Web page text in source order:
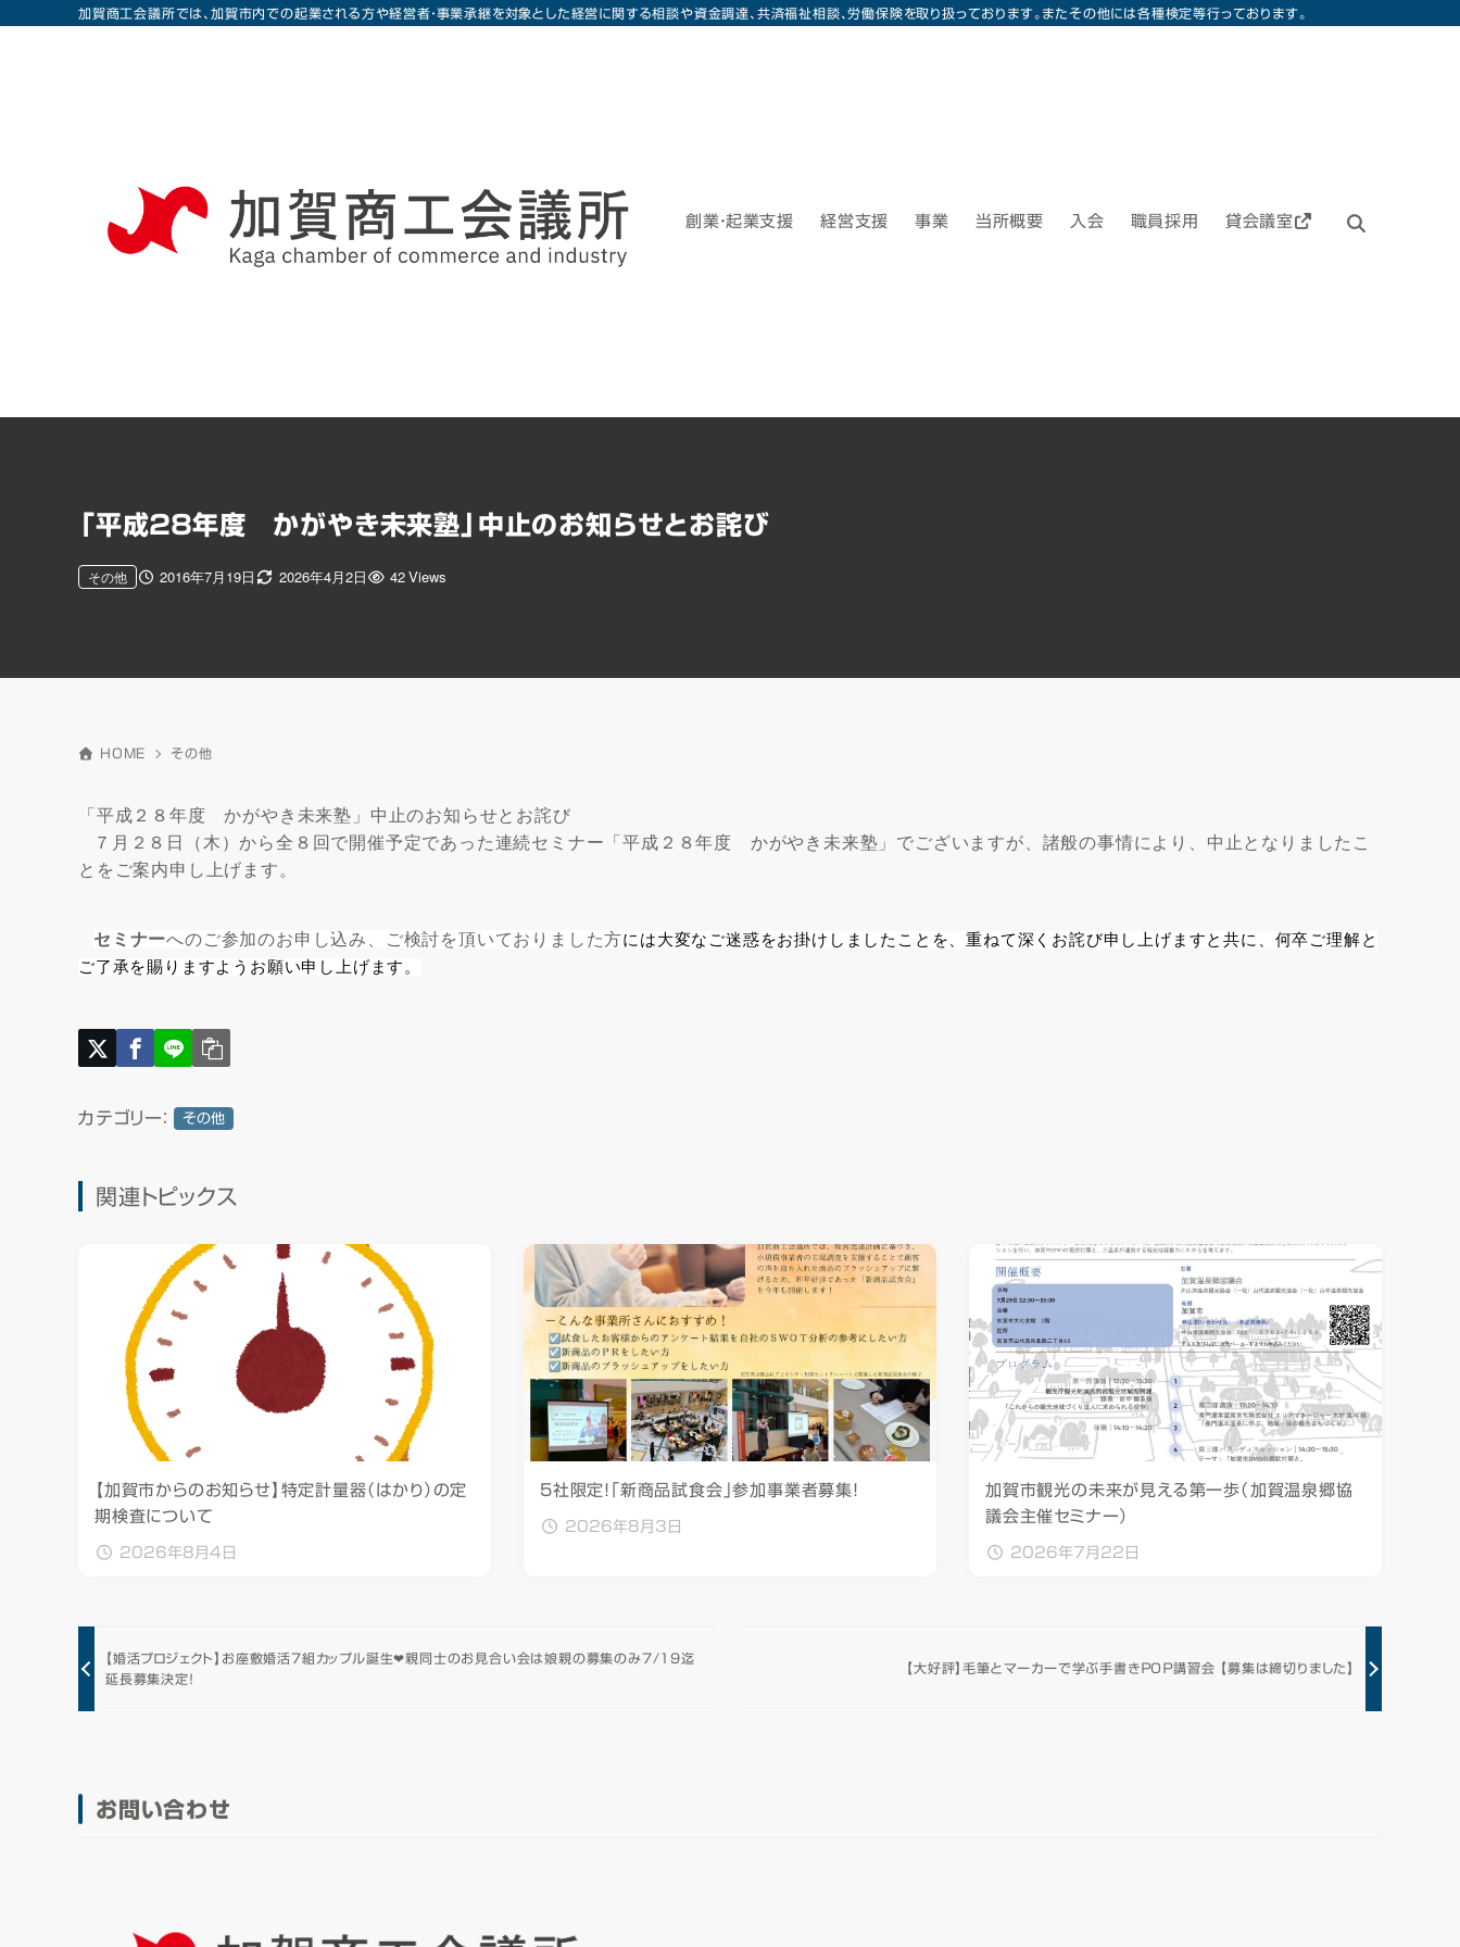
加賀商工会議所では、加賀市内での起業される方や経営者・事業承継を対象とした経営に関する相談や資金調達、共済福祉相談、労働保険を取り扱っております。またその他には各種検定等行っております。
創業・起業支援 経営支援 事業 当所概要 入会 職員採用 貸会議室
「平成２８年度 かがやき未来塾」中止のお知らせとお詫び
2016年7月19日 2026年4月2日
その他 42 Views
HOME その他
「平成２８年度 かがやき未来塾」中止のお知らせとお詫び
７月２８日（木）から全８回で開催予定であった連続セミナー「平成２８年度 かがやき未来塾」でございますが、諸般の事情により、中止となりましたこ
とをご案内申し上げます。
セミナーへのご参加のお申し込み、ご検討を頂いておりました方には大変なご迷惑をお掛けしましたことを、重ねて深くお詫び申し上げますと共に、何卒ご理解と
ご了承を賜りますようお願い申し上げます。
カテゴリー： その他
関連トピックス
【加賀市からのお知らせ】特定計量器（はかり）の定
期検査について
2026年8月4日
5社限定！「新商品試食会」参加事業者募集！
2026年8月3日
加賀市観光の未来が見える第一歩（加賀温泉郷協
議会主催セミナー）
2026年7月22日
【婚活プロジェクト】お座敷婚活7組カップル誕生❤親同士のお見合い会は娘親の募集のみ7/19迄
延長募集決定！
【大好評】毛筆とマーカーで学ぶ手書きＰＯＰ講習会 【募集は締切りました】
お問い合わせ